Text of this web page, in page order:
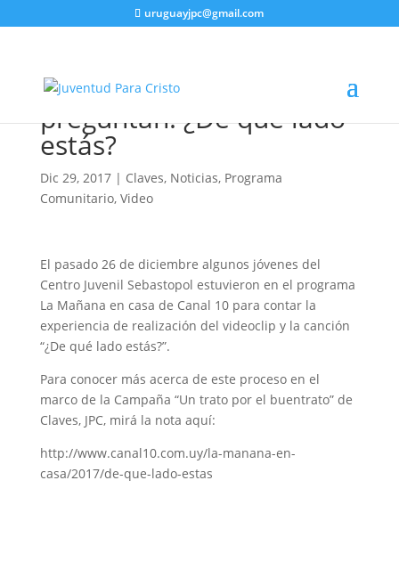
uruguayjpc@gmail.com
Juvenil Sebastopol
preguntan: ¿De qué lado
estás?
Dic 29, 2017| Claves, Noticias, Programa
Comunitario, Video
El pasado 26 de diciembre algunos jóvenes del
Centro Juvenil Sebastopol estuvieron en el programa
La Mañana en casa de Canal 10 para contar la
experiencia de realización del videoclip y la canción
“¿De qué lado estás?”.
Para conocer más acerca de este proceso en el
marco de la Campaña “Un trato por el buentrato” de
Claves, JPC, mirá la nota aquí:
http://www.canal10.com.uy/la-manana-en-
casa/2017/de-que-lado-estas